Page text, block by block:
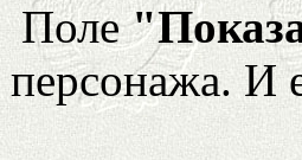
Поле
персонажа. И